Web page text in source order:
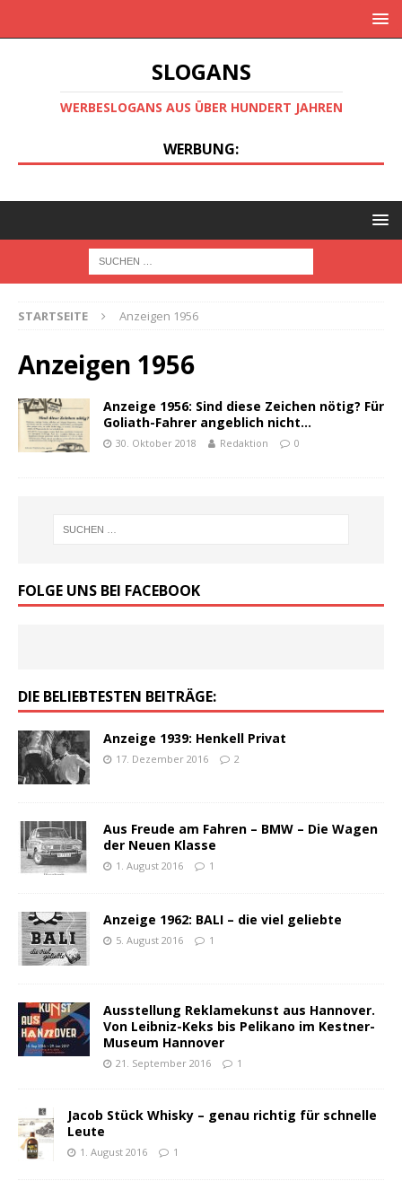
SLOGANS
WERBESLOGANS AUS ÜBER HUNDERT JAHREN
WERBUNG:
STARTSEITE Anzeigen 1956
Anzeigen 1956
Anzeige 1956: Sind diese Zeichen nötig? Für
Goliath-Fahrer angeblich nicht…
30. Oktober 2018 Redaktion 0
FOLGE UNS BEI FACEBOOK
DIE BELIEBTESTEN BEITRÄGE:
Anzeige 1939: Henkell Privat
17. Dezember 2016 2
Aus Freude am Fahren – BMW – Die Wagen
der Neuen Klasse
1. August 2016 1
Anzeige 1962: BALI – die viel geliebte
5. August 2016 1
Ausstellung Reklamekunst aus Hannover.
Von Leibniz-Keks bis Pelikano im Kestner-
Museum Hannover
21. September 2016 1
Jacob Stück Whisky – genau richtig für schnelle
Leute
1. August 2016 1